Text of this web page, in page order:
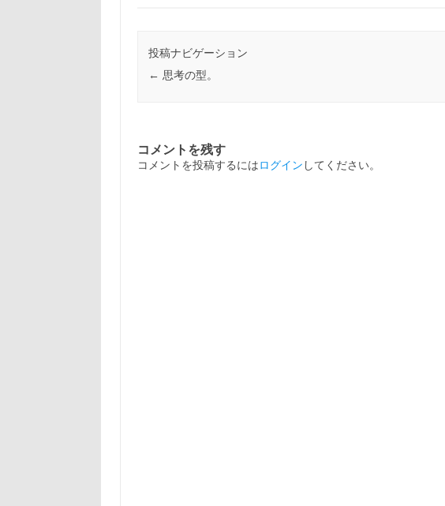
投稿ナビゲーション
← 思考の型。
コメントを残す
コメントを投稿するにはログイン してください。